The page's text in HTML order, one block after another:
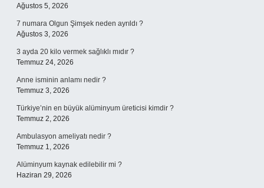
Ağustos 5, 2026
7 numara Olgun Şimşek neden ayrıldı ?
Ağustos 3, 2026
3 ayda 20 kilo vermek sağlıklı mıdır ?
Temmuz 24, 2026
Anne isminin anlamı nedir ?
Temmuz 3, 2026
Türkiye’nin en büyük alüminyum üreticisi kimdir ?
Temmuz 2, 2026
Ambulasyon ameliyatı nedir ?
Temmuz 1, 2026
Alüminyum kaynak edilebilir mi ?
Haziran 29, 2026